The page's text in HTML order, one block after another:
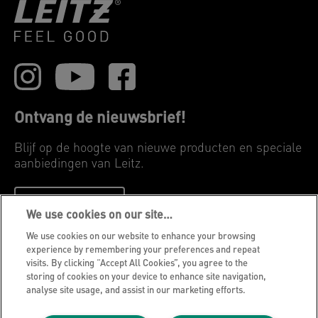
Ontvang de nieuwsbrief!
Blijf op de hoogte van nieuwe producten en speciale
aanbiedingen van Leitz.
Privacyverklaring
Cookies
Jurdische kennisgeving
Imprint
We use cookies on our site…
We use cookies on our website to enhance your browsing
experience by remembering your preferences and repeat
visits. By clicking “Accept All Cookies”, you agree to the
storing of cookies on your device to enhance site navigation,
analyse site usage, and assist in our marketing efforts.